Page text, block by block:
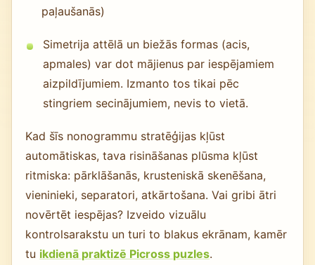
paļaušanās)
Simetrija attēlā un biežās formas (acis,
apmales) var dot mājienus par iespējamiem
aizpildījumiem. Izmanto tos tikai pēc
stingriem secinājumiem, nevis to vietā.
Kad šīs nonogrammu stratēģijas kļūst
automātiskas, tava risināšanas plūsma kļūst
ritmiska: pārklāšanās, krusteniskā skenēšana,
vieninieki, separatori, atkārtošana. Vai gribi ātri
novērtēt iespējas? Izveido vizuālu
kontrolsarakstu un turi to blakus ekrānam, kamēr
tu ikdienā praktizē Picross puzles.